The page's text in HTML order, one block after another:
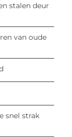
stalen deur
van oude
snel strak